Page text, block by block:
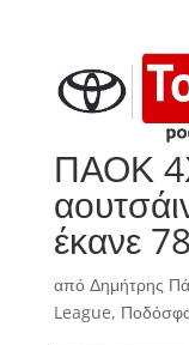
ΠΑΟΚ
έκανε
από Δημήτρης
League,